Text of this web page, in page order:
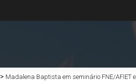
> Madalena Baptista em seminário FNE/AFIET